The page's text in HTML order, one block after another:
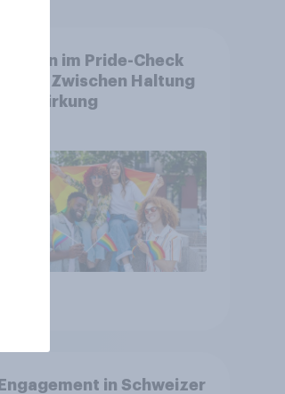
Marken im Pride-Check
2026: Zwischen Haltung
und Wirkung
Engagement in Schweizer